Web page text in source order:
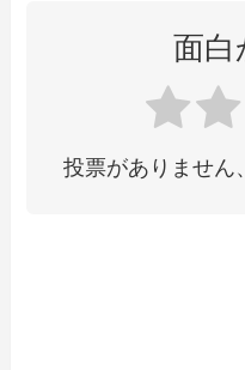
面白
投票がありません